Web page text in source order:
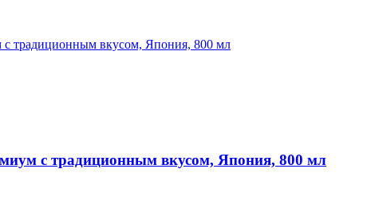
с традиционным вкусом, Япония, 800 мл